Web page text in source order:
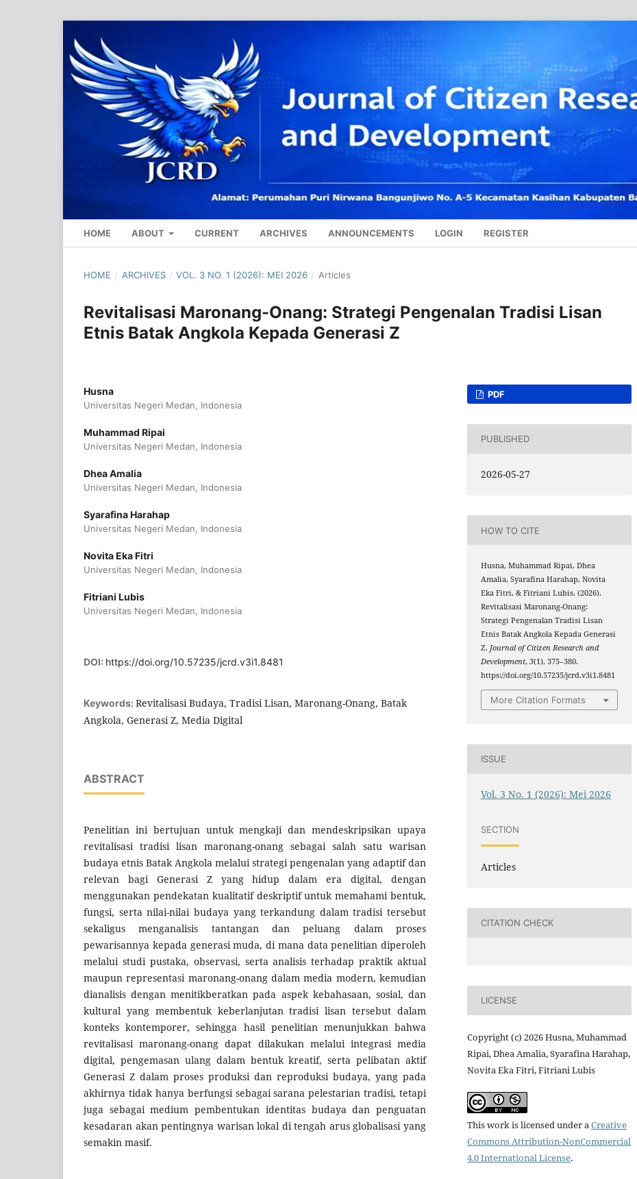
HOME ABOUT CURRENT ARCHIVES ANNOUNCEMENTS LOGIN REGISTER
HOME / ARCHIVES / VOL. 3 NO. 1 (2026): MEI 2026 / Articles
Revitalisasi Maronang-Onang: Strategi Pengenalan Tradisi Lisan
Etnis Batak Angkola Kepada Generasi Z
Husna
Universitas Negeri Medan, Indonesia
Muhammad Ripai
Universitas Negeri Medan, Indonesia
Dhea Amalia
Universitas Negeri Medan, Indonesia
Syarafina Harahap
Universitas Negeri Medan, Indonesia
Novita Eka Fitri
Universitas Negeri Medan, Indonesia
Fitriani Lubis
Universitas Negeri Medan, Indonesia
DOI: https://doi.org/10.57235/jcrd.v3i1.8481
Keywords: Revitalisasi Budaya, Tradisi Lisan, Maronang-Onang, Batak
Angkola, Generasi Z, Media Digital
ABSTRACT
Penelitian ini bertujuan untuk mengkaji dan mendeskripsikan upaya
revitalisasi tradisi lisan maronang-onang sebagai salah satu warisan
budaya etnis Batak Angkola melalui strategi pengenalan yang adaptif dan
relevan bagi Generasi Z yang hidup dalam era digital, dengan
menggunakan pendekatan kualitatif deskriptif untuk memahami bentuk,
fungsi, serta nilai-nilai budaya yang terkandung dalam tradisi tersebut
sekaligus menganalisis tantangan dan peluang dalam proses
pewarisannya kepada generasi muda, di mana data penelitian diperoleh
melalui studi pustaka, observasi, serta analisis terhadap praktik aktual
maupun representasi maronang-onang dalam media modern, kemudian
dianalisis dengan menitikberatkan pada aspek kebahasaan, sosial, dan
kultural yang membentuk keberlanjutan tradisi lisan tersebut dalam
konteks kontemporer, sehingga hasil penelitian menunjukkan bahwa
revitalisasi maronang-onang dapat dilakukan melalui integrasi media
digital, pengemasan ulang dalam bentuk kreatif, serta pelibatan aktif
Generasi Z dalam proses produksi dan reproduksi budaya, yang pada
akhirnya tidak hanya berfungsi sebagai sarana pelestarian tradisi, tetapi
juga sebagai medium pembentukan identitas budaya dan penguatan
kesadaran akan pentingnya warisan lokal di tengah arus globalisasi yang
semakin masif.
PDF
PUBLISHED
2026-05-27
HOW TO CITE
Husna, Muhammad Ripai, Dhea
Amalia, Syarafina Harahap, Novita
Eka Fitri, & Fitriani Lubis. (2026).
Revitalisasi Maronang-Onang:
Strategi Pengenalan Tradisi Lisan
Etnis Batak Angkola Kepada Generasi
Z.Journal of Citizen Research and
Development,3(1), 375–380.
https://doi.org/10.57235/jcrd.v3i1.8481
More Citation Formats
ISSUE
Vol. 3 No. 1 (2026): Mei 2026
SECTION
Articles
CITATION CHECK
LICENSE
Copyright (c) 2026 Husna, Muhammad
Ripai, Dhea Amalia, Syarafina Harahap,
Novita Eka Fitri, Fitriani Lubis
This work is licensed under aCreative
Commons Attribution-NonCommercial
4.0 International License.